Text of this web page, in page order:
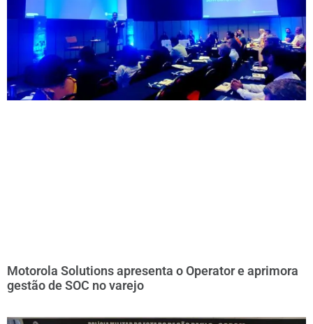
Motorola Solutions apresenta o Operator e aprimora
gestão de SOC no varejo